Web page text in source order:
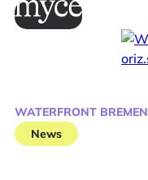
WATERFRONT BREMEN
News